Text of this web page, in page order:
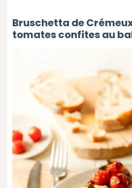
Bruschetta de
tomates confites au